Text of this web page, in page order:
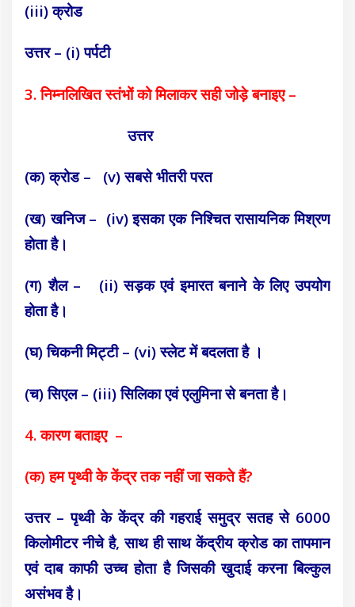
(iii) क्रोड
उत्तर – (i) पर्पटी
3. निम्नलिखित स्तंभों को मिलाकर सही जोड़े बनाइए –
उत्तर
(क) क्रोड – (v) सबसे भीतरी परत
(ख) खनिज – (iv) इसका एक निश्चित रासायनिक मिश्रण
होता है।
(ग) शैल – (ii) सड़क एवं इमारत बनाने के लिए उपयोग
होता है।
(घ) चिकनी मिट्टी – (vi) स्लेट में बदलता है ।
(च) सिएल – (iii) सिलिका एवं एलुमिना से बनता है।
4. कारण बताइए –
(क) हम पृथ्वी के केंद्र तक नहीं जा सकते हैं?
उत्तर – पृथ्वी के केंद्र की गहराई समुद्र सतह से 6000
किलोमीटर नीचे है, साथ ही साथ केंद्रीय क्रोड का तापमान
एवं दाब काफी उच्च होता हैजिसकी खुदाई करना बिल्कुल
असंभव है।